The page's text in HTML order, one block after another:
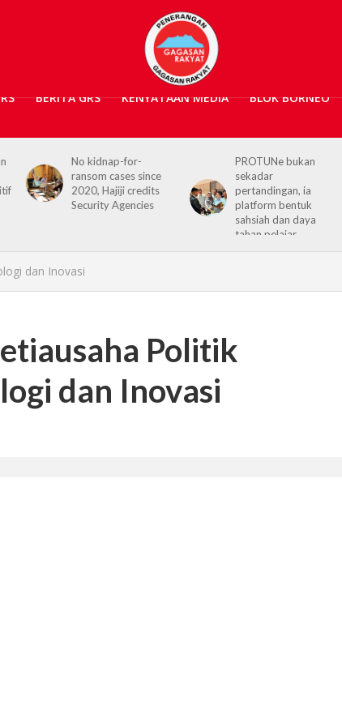
BERITA GRS KENYATAAN MEDIA BLOK BORNEO
No kidnap-for-
ransom cases since
2020, Hajiji credits
Security Agencies
PROTUNe bukan
sekadar
pertandingan, ia
platform bentuk
sahsiah dan daya
tahan pelajar
dan Inovasi
Politik
dan Inovasi